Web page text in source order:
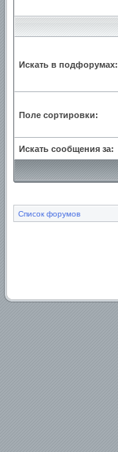
Искать в подфорумах:
Поле сортировки:
Искать сообщения за:
Список форумов